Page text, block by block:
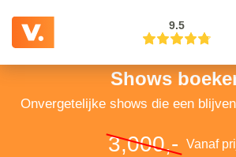
9.5
Shows
Onvergetelijke shows die een
3,000,- Vanaf